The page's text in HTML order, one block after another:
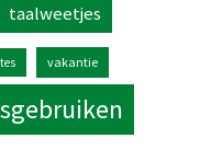
taalweetjes
vakantie